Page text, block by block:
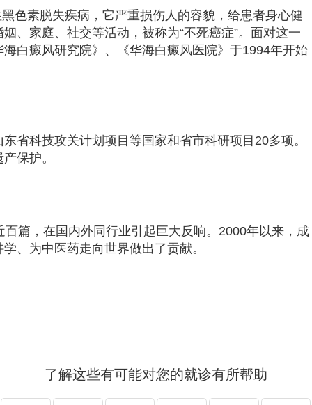
素脱失疾病，它严重损伤人的容貌，给患者身心健
、家庭、社交等活动，被称为“不死癌症”。面对这一
白癜风研究院》、《华海白癜风医院》于1994年开始
省科技攻关计划项目等国家和省市科研项目20多项。
保护。
篇，在国内外同行业引起巨大反响。2000年以来，成
、为中医药走向世界做出了贡献。
了解这些有可能对您的就诊有所帮助